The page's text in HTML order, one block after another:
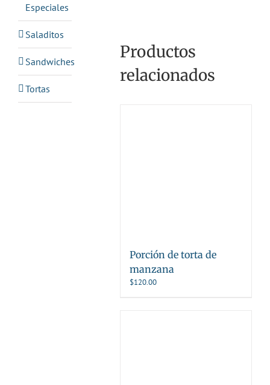
Productos
relacionados
Porción de torta de
manzana
$120.00
Especiales
Saladitos
Sandwiches
Tortas